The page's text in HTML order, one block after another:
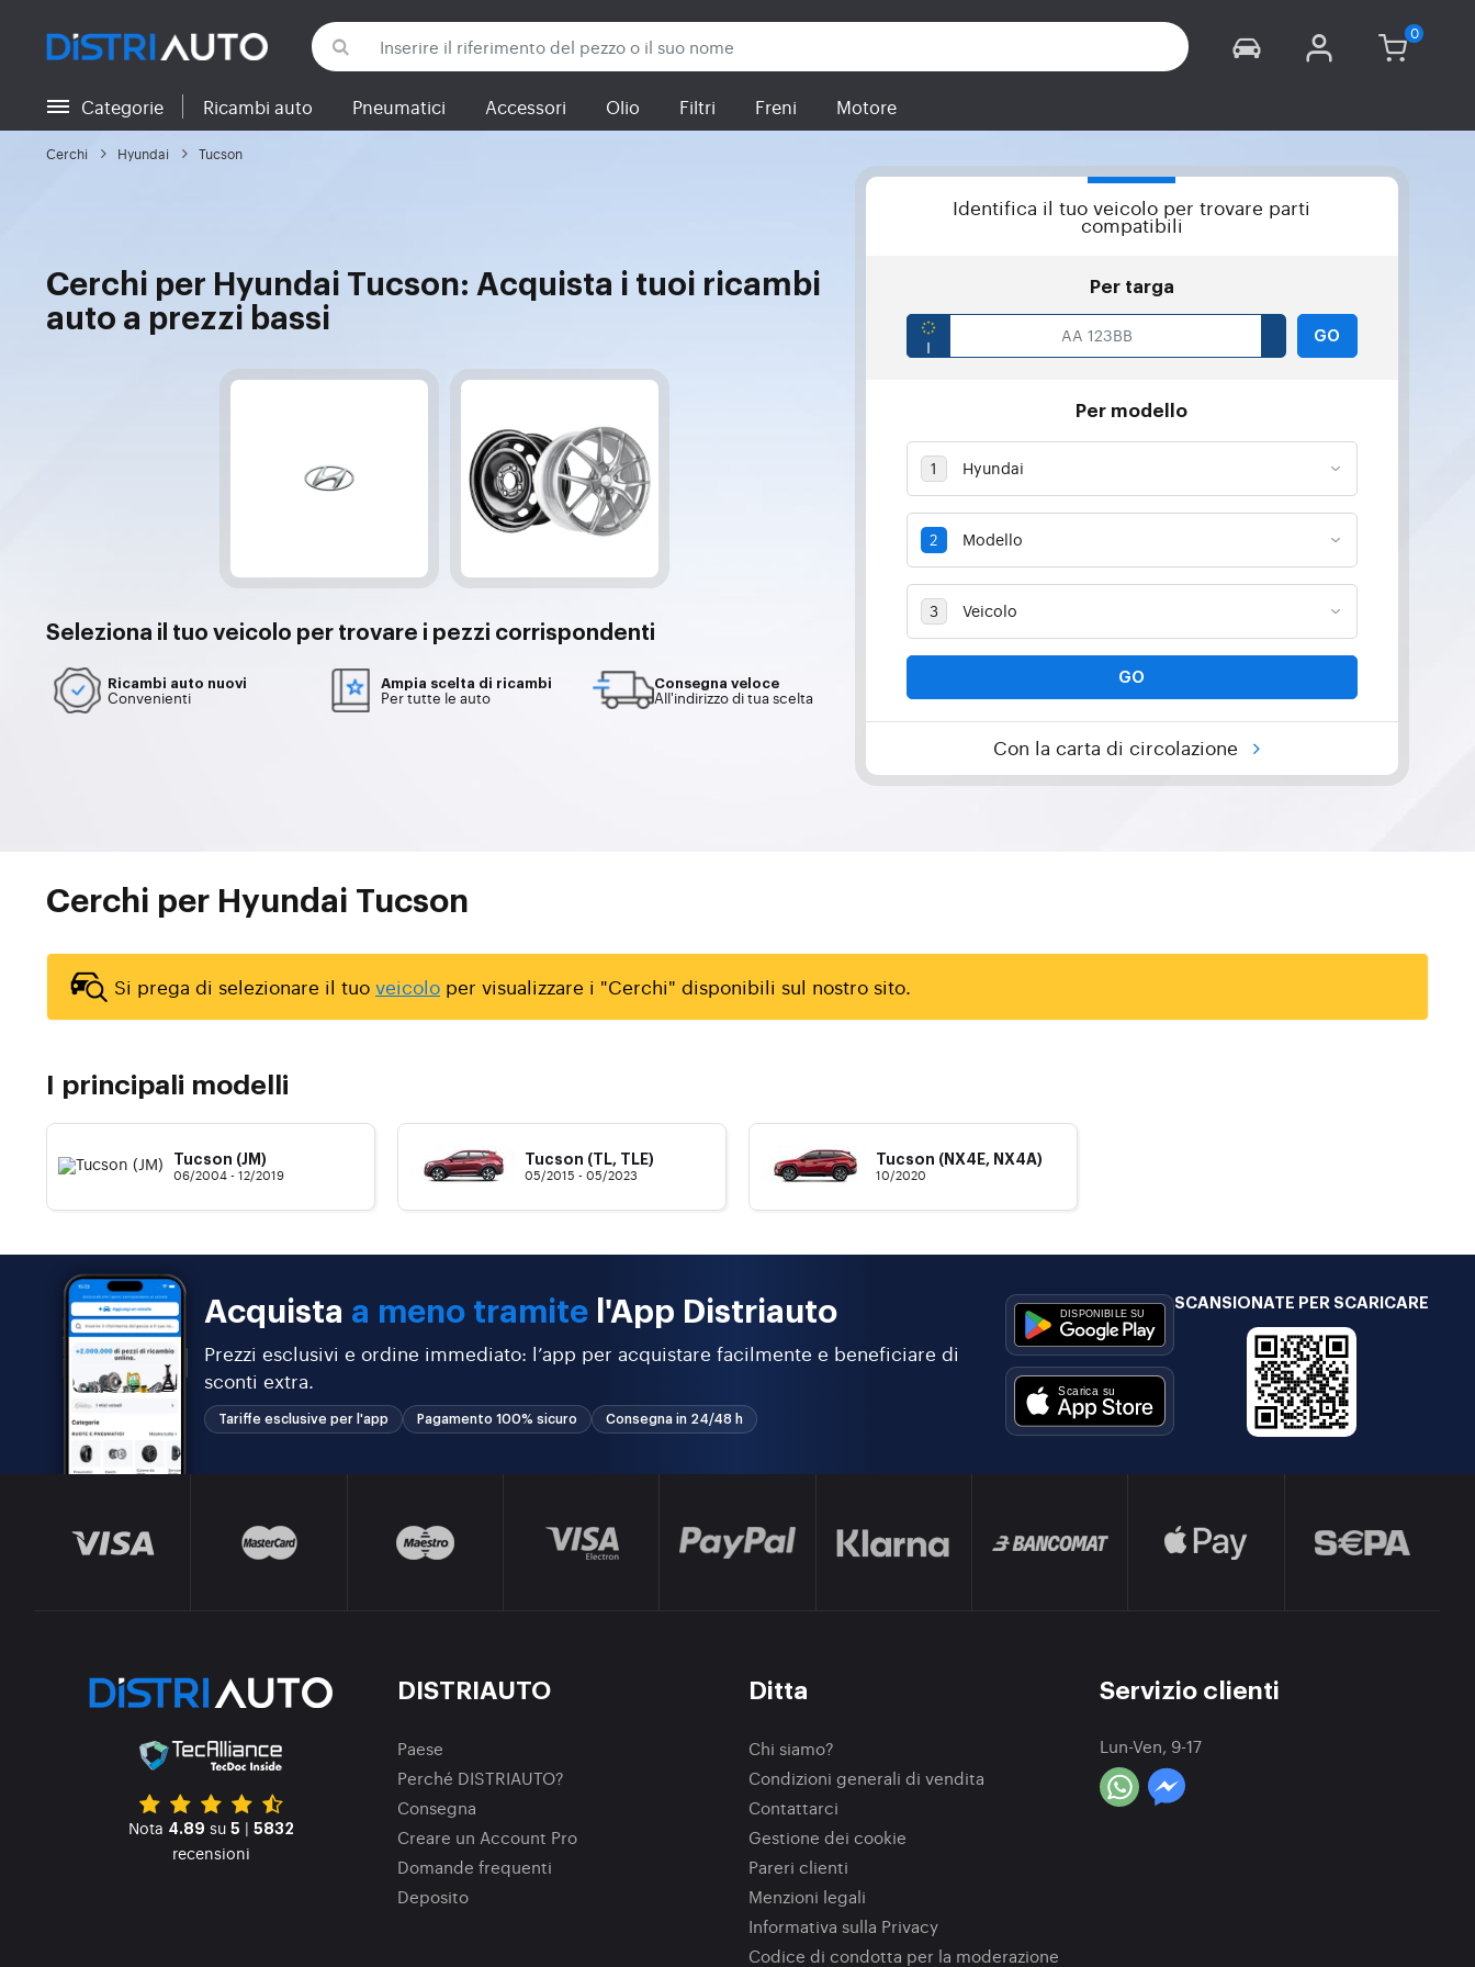
Torna alle categorie
Categorie Ricambi auto Pneumatici Accessori Olio Filtri Freni Motore
Cerchi Hyundai Tucson
Cerchi per Hyundai Tucson: Acquista i tuoi ricambi
auto a prezzi bassi
Seleziona il tuo veicolo per trovare i pezzi corrispondenti
Ricambi auto nuovi
Convenienti
Ampia scelta di ricambi
Per tutte le auto
Consegna veloce
All'indirizzo di tua scelta
Identifica il tuo veicolo per trovare parti
compatibili
Per targa
GO
Per modello
GO
Con la carta di circolazione
Cerchi per Hyundai Tucson
Si prega di selezionare il tuo veicolo per visualizzare i "Cerchi" disponibili sul nostro sito.
I principali modelli
Tucson (JM)
06/2004 - 12/2019
Tucson (TL, TLE)
05/2015 - 05/2023
Tucson (NX4E, NX4A)
10/2020
Acquista a meno tramite l'App Distriauto
Prezzi esclusivi e ordine immediato: l’app per acquistare facilmente e beneficiare di
sconti extra.
Tariffe esclusive per l'app Pagamento 100% sicuro Consegna in 24/48 h
SCANSIONATE PER SCARICARE
Nota 4.89 su 5 | 5832
recensioni
DISTRIAUTO
Paese
Perché DISTRIAUTO?
Consegna
Creare un Account Pro
Domande frequenti
Deposito
Ditta
Chi siamo?
Condizioni generali di vendita
Contattarci
Gestione dei cookie
Pareri clienti
Menzioni legali
Informativa sulla Privacy
Codice di condotta per la moderazione
Servizio clienti
Lun-Ven, 9-17